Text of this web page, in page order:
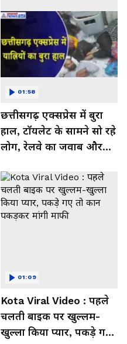
छत्तीसगढ़ एक्सप्रेस में बुरा
हाल, टॉयलेट के सामने सो रहे
लोग, रेलवे का जवाब और
Video
01:58
Kota Viral Video : पहले
चलती बाइक पर खुल्लम-
खुल्ला किया प्यार, पकड़े गए
01:09